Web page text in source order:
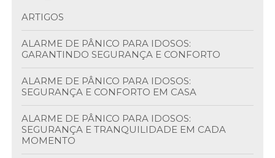
ARTIGOS
ALARME DE PÂNICO PARA IDOSOS:
GARANTINDO SEGURANÇA E CONFORTO
ALARME DE PÂNICO PARA IDOSOS:
SEGURANÇA E CONFORTO EM CASA
ALARME DE PÂNICO PARA IDOSOS:
SEGURANÇA E TRANQUILIDADE EM CADA
MOMENTO